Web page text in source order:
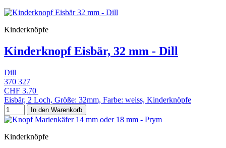
Kinderknöpfe
Kinderknopf Eisbär, 32 mm - Dill
Dill
370 327
CHF 3.70
Eisbär, 2 Loch, Größe: 32mm, Farbe: weiss, Kinderknöpfe
In den Warenkorb
Kinderknöpfe